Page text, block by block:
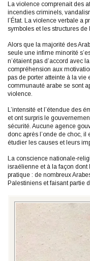
La violence comprenait des
incendies criminels,
l’État. La violence verbale a
symboles et les structures de
Alors que la majorité des
seule une infime minorité
n’étaient pas d’accord avec
compréhension aux
pas de porter atteinte à la vie
communauté arabe se sont
violence.
L’intensité et l’étendue des
et ont surpris le
sécurité. Aucune agence
donc après l’onde de choc,
étudier les causes et leurs
La conscience nationale-
israélienne et à la façon
pratique : de nombreux
Palestiniens et faisant partie